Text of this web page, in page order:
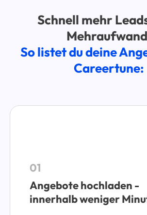
Schnell mehr
So listet du deine
Careertune:
01
Angebote hochladen -
innerhalb weniger